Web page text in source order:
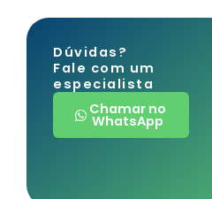
Dúvidas?
Fale com um
especialista
Chamar no
WhatsApp